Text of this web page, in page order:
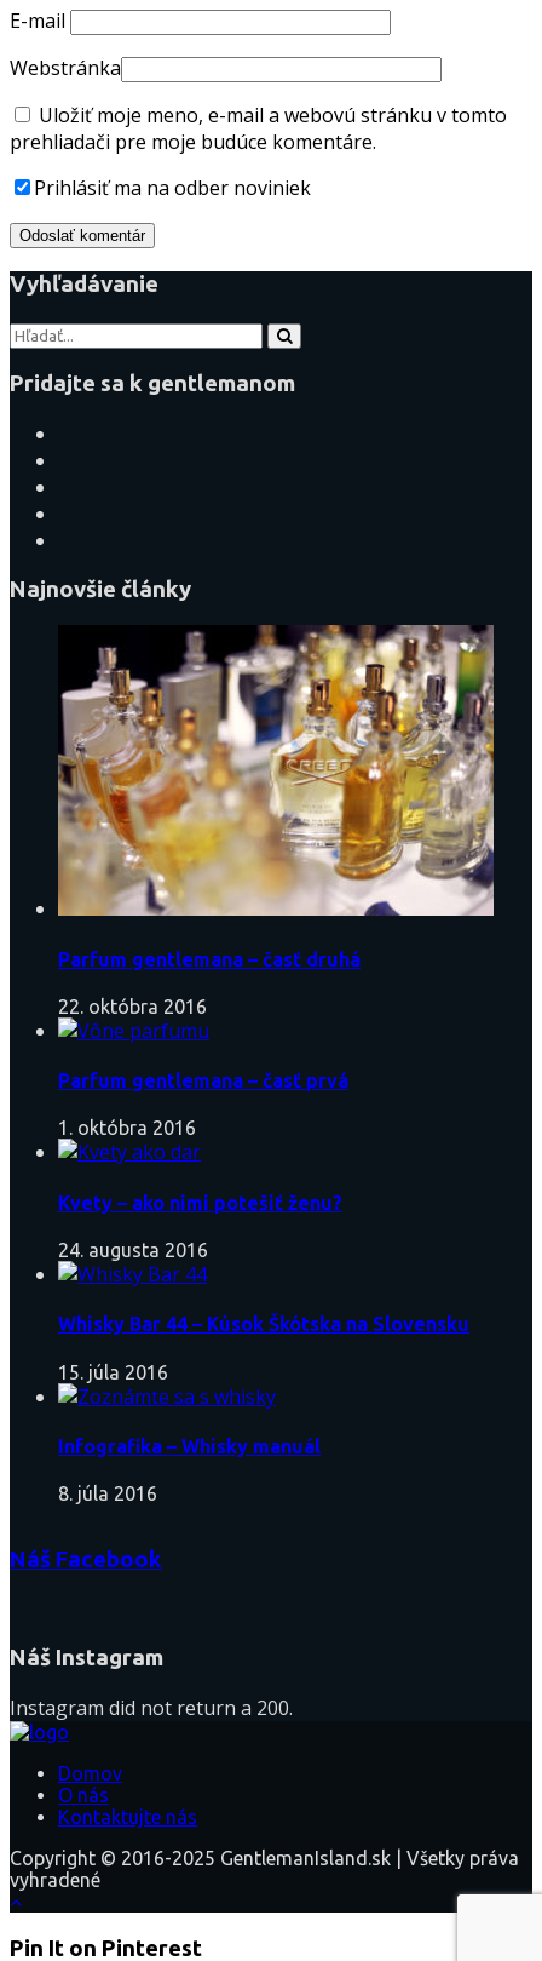
E-mail
Webstránka
Uložiť moje meno, e-mail a webovú stránku v tomto
prehliadači pre moje budúce komentáre.
Prihlásiť ma na odber noviniek
Vyhľadávanie
Pridajte sa k gentlemanom
Najnovšie články
Parfum gentlemana – časť druhá
22. októbra 2016
Parfum gentlemana – časť prvá
1. októbra 2016
Kvety – ako nimi potešiť ženu?
24. augusta 2016
Whisky Bar 44 – Kúsok Škótska na Slovensku
15. júla 2016
Infografika – Whisky manuál
8. júla 2016
Náš Facebook
Náš Instagram
Instagram did not return a 200.
Domov
O nás
Kontaktujte nás
Copyright © 2016-2025 GentlemanIsland.sk | Všetky práva
vyhradené
Pin It on Pinterest